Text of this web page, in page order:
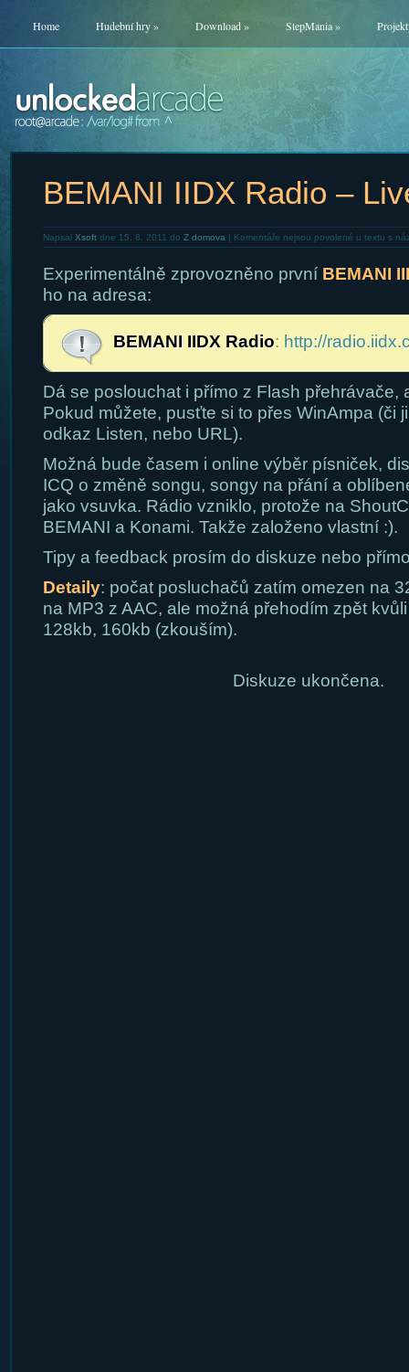
Home Hudební hry» Download» StepMania»
BEMANI IIDX Radio –
Napsal Xsoftdne 15. 8. 2011 do Z domova | Komentáře nejsou povolené u textu s
Experimentálně zprovozněno první BEMANI
ho na adresa:
BEMANI IIDX Radio: http://
Dá se poslouchat i přímo z Flash přehrávače,
Pokud můžete, pusťte si to přes WinAmpa (či
odkaz Listen, nebo URL).
Možná bude časem i online výběr písniček,
ICQ o změně songu, songy na přání a
jako vsuvka. Rádio vzniklo, protože na
BEMANI a Konami. Takže založeno vlastní :).
Tipy a feedback prosím do diskuze nebo
Detaily: počat posluchačů zatím omezen na
na MP3 z AAC, ale možná přehodím zpět
128kb, 160kb (zkouším).
Diskuze ukončena.